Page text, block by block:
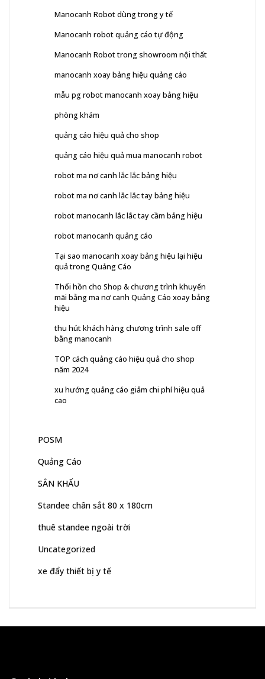
Manocanh Robot dùng trong y tế
Manocanh robot quảng cáo tự động
Manocanh Robot trong showroom nội thất
manocanh xoay bảng hiệu quảng cáo
mẫu pg robot manocanh xoay bảng hiệu
phòng khám
quảng cáo hiệu quả cho shop
quảng cáo hiệu quả mua manocanh robot
robot ma nơ canh lắc lắc bảng hiệu
robot ma nơ canh lắc lắc tay bảng hiệu
robot manocanh lắc lắc tay cầm bảng hiệu
robot manocanh quảng cáo
Tại sao manocanh xoay bảng hiệu lại hiệu
quả trong Quảng Cáo
Thổi hồn cho Shop & chương trình khuyến
mãi bằng ma nơ canh Quảng Cáo xoay bảng
hiệu
thu hút khách hàng chương trình sale off
bằng manocanh
TOP cách quảng cáo hiệu quả cho shop
năm 2024
xu hướng quảng cáo giảm chi phí hiệu quả
cao
POSM
Quảng Cáo
SÂN KHẤU
Standee chân sắt 80 x 180cm
thuê standee ngoài trời
Uncategorized
xe đẩy thiết bị y tế